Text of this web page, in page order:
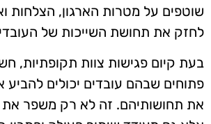
שוטפים על מטרות הארגון, הצלחות
לחזק את תחושת השייכות של
בעת קיום פגישות צוות תקופתיות,
פתוחים שבהם עובדים יכולים
את תחושותיהם. זה לא רק משפר את